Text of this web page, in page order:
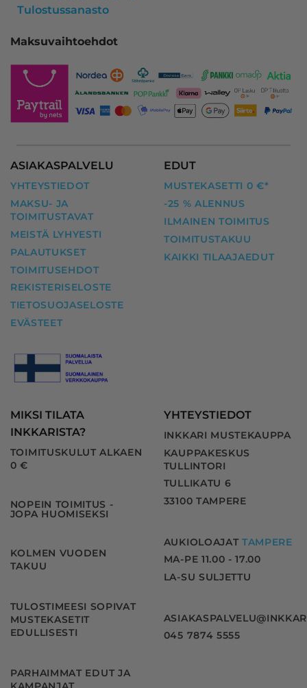
Tulostussanasto
Maksuvaihtoehdot
ASIAKASPALVELU
YHTEYSTIEDOT
MAKSU- JA
TOIMITUSTAVAT
MEISTÄ LYHYESTI
PALAUTUKSET
TOIMITUSEHDOT
REKISTERISELOSTE
TIETOSUOJASELOSTE
EVÄSTEET
EDUT
MUSTEKASETTI 0 €*
-25 % ALENNUS
ILMAINEN TOIMITUS
TOIMITUSTAKUU
KAIKKI TILAAJAEDUT
MIKSI TILATA
INKKARISTA?
TOIMITUSKULUT ALKAEN
0 €
NOPEIN TOIMITUS -
JOPA HUOMISEKSI
KOLMEN VUODEN
TAKUU
TULOSTIMEESI SOPIVAT
MUSTEKASETIT
EDULLISESTI
PARHAIMMAT EDUT JA
YHTEYSTIEDOT
INKKARI MUSTEKAUPPA
KAUPPAKESKUS
TULLINTORI
TULLIKATU 6
33100 TAMPERE
AUKIOLOAJAT TAMPERE
MA-PE 11.00 - 17.00
LA-SU SULJETTU
045 7874 5555